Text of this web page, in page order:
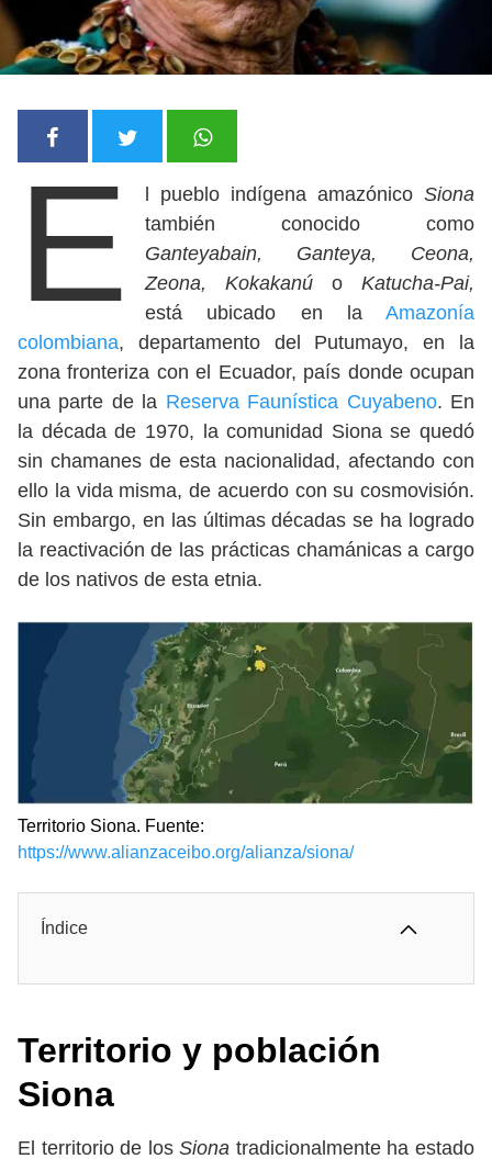
E l pueblo indígena amazónico Siona
también conocido como
Ganteyabain, Ganteya, Ceona,
Zeona, Kokakanú oKatucha-Pai,
está ubicado en la Amazonía
colombiana, departamento del Putumayo, en la
zona fronteriza con el Ecuador, país donde ocupan
una parte de la Reserva Faunística Cuyabeno. En
la década de 1970, la comunidad Siona se quedó
sin chamanes de esta nacionalidad, afectando con
ello la vida misma, de acuerdo con su cosmovisión.
Sin embargo, en las últimas décadas se ha logrado
la reactivación de las prácticas chamánicas a cargo
de los nativos de esta etnia.
Territorio Siona. Fuente:
https://www.alianzaceibo.org/alianza/siona/
Índice
Territorio y población
Siona
El territorio de losSiona tradicionalmente ha estado